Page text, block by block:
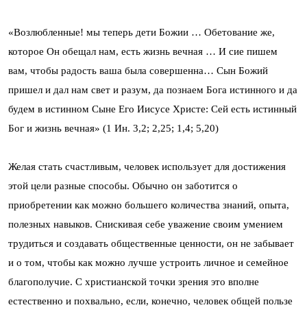
«Возлюбленные! мы теперь дети Божии … Обетование же,
которое Он обещал нам, есть жизнь вечная … И сие пишем
вам, чтобы радость ваша была совершенна… Сын Божий
пришел и дал нам свет и разум, да познаем Бога истинного и да
будем в истинном Сыне Его Иисусе Христе: Сей есть истинный
Бог и жизнь вечная» (1 Ин. 3,2; 2,25; 1,4; 5,20)
Желая стать счастливым, человек использует для достижения
этой цели разные способы. Обычно он заботится о
приобретении как можно большего количества знаний, опыта,
полезных навыков. Снискивая себе уважение своим умением
трудиться и создавать общественные ценности, он не забывает
и о том, чтобы как можно лучше устроить личное и семейное
благополучие. С христианской точки зрения это вполне
естественно и похвально, если, конечно, человек общей пользе